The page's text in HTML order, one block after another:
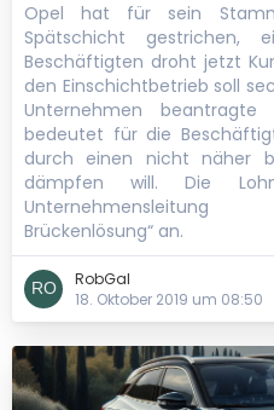
Opel hat für sein
Spätschicht gestrichen,
Beschäftigten droht jetzt
den Einschichtbetrieb soll
Unternehmen beantragte
bedeutet für die
durch einen nicht näher
dämpfen will. Die
Unternehmensleitung
Brückenlösung“ an.
RobGal
18. Oktober 2019 um 08:50